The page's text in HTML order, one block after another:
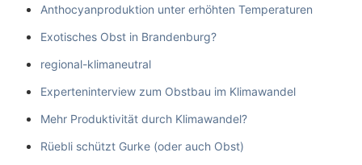
Anthocyanproduktion unter erhöhten Temperaturen
Exotisches Obst in Brandenburg?
regional-klimaneutral
Experteninterview zum Obstbau im Klimawandel
Mehr Produktivität durch Klimawandel?
Rüebli schützt Gurke (oder auch Obst)